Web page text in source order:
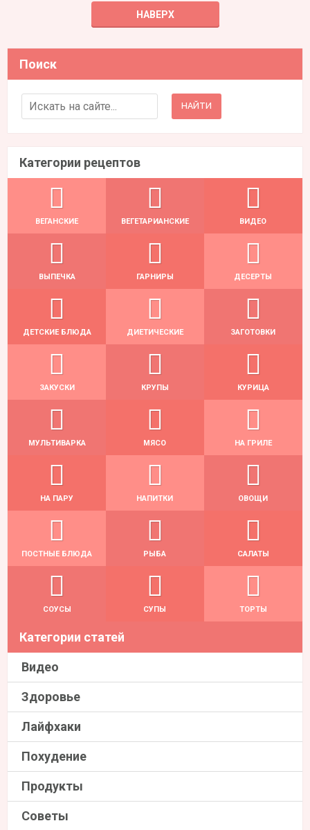
НАВЕРХ
Поиск
Search for:
Категории рецептов
ВЕГАНСКИЕ ВЕГЕТАРИАНСКИЕ ВИДЕО
ВЫПЕЧКА ГАРНИРЫ ДЕСЕРТЫ
ДЕТСКИЕ БЛЮДА ДИЕТИЧЕСКИЕ ЗАГОТОВКИ
ЗАКУСКИ КРУПЫ КУРИЦА
МУЛЬТИВАРКА МЯСО НА ГРИЛЕ
НА ПАРУ НАПИТКИ ОВОЩИ
ПОСТНЫЕ БЛЮДА РЫБА САЛАТЫ
СОУСЫ СУПЫ ТОРТЫ
Категории статей
Видео
Здоровье
Лайфхаки
Похудение
Продукты
Советы